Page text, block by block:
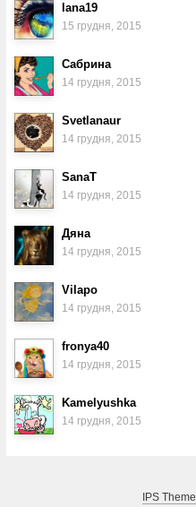
lana19
15 грудня, 2015
Сабрина
14 грудня, 2015
Svetlanaur
14 грудня, 2015
SanaT
14 грудня, 2015
Дяна
14 грудня, 2015
Vilapo
14 грудня, 2015
fronya40
14 грудня, 2015
Kamelyushka
14 грудня, 2015
IPS Theme